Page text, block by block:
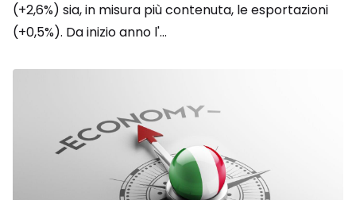
(+2,6%) sia, in misura più contenuta, le esportazioni
(+0,5%). Da inizio anno l'...